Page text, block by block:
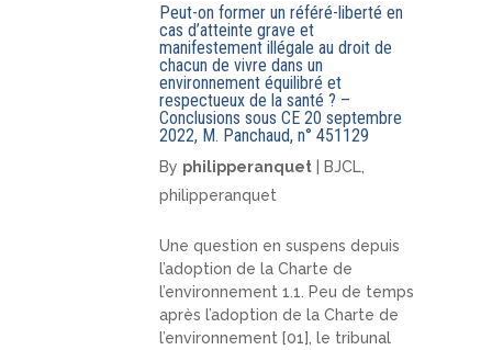
Peut-on former un référé-liberté en
cas d’atteinte grave et
manifestement illégale au droit de
chacun de vivre dans un
environnement équilibré et
respectueux de la santé ? –
Conclusions sous CE 20 septembre
2022, M. Panchaud, n° 451129
By philipperanquet| BJCL
philipperanquet
Une question en suspens depuis
l’adoption de la Charte de
l’environnement 1.1. Peu de temps
après l’adoption de la Charte de
l’environnement [01], le tribunal